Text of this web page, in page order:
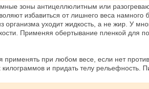
зоны антицеллюлитным или
избавиться от лишнего веса
организма уходит жидкость, а не жир. У
Применяя обертывание пленкой для
при любом весе, если нет
и придать телу